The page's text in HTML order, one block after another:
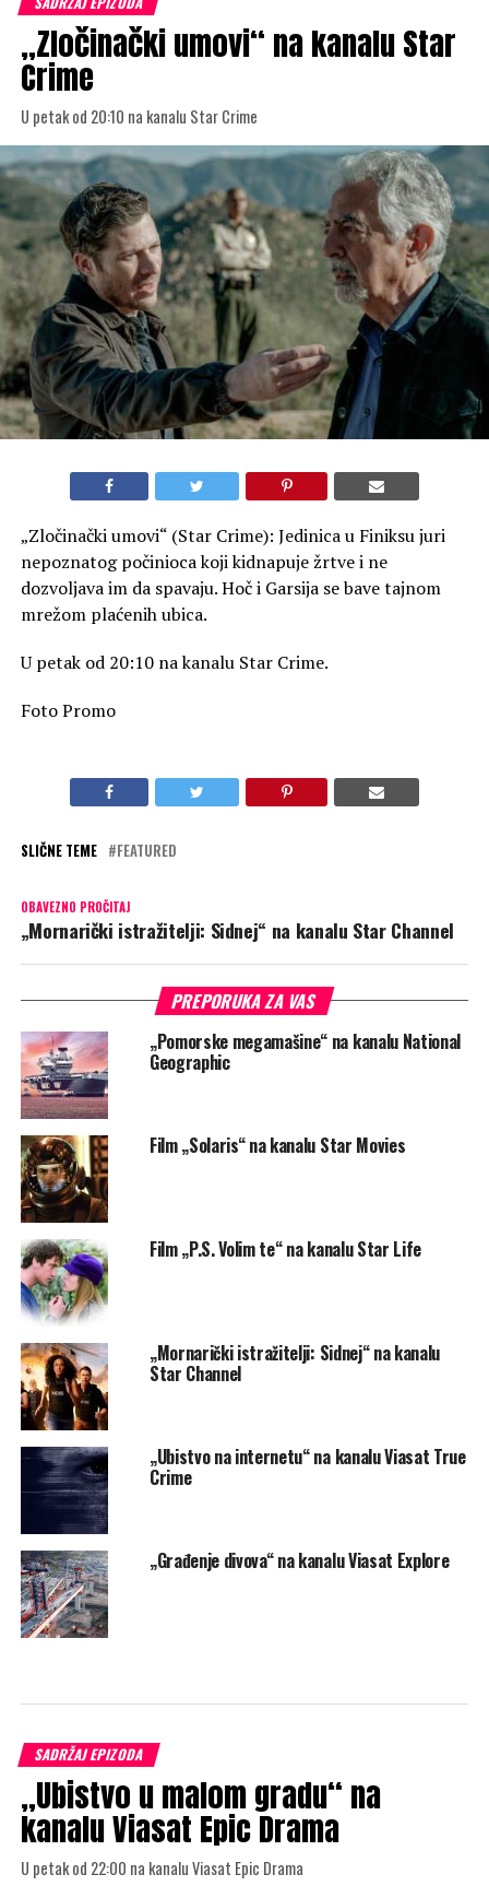
„Zločinački umovi“ na kanalu Star
Crime
U petak od 20:10 na kanalu Star Crime
„Zločinački umovi“ (Star Crime): Jedinica u Finiksu juri
nepoznatog počinioca koji kidnapuje žrtve i ne
dozvoljava im da spavaju. Hoč i Garsija se bave tajnom
mrežom plaćenih ubica.
U petak od 20:10 na kanalu Star Crime.
Foto Promo
SLIČNE TEME FEATURED
OBAVEZNO PROČITAJ
„Mornarički istražitelji: Sidnej“ na kanalu Star Channel
PREPORUKA ZA VAS
„Pomorske megamašine“ na kanalu National
Geographic
Film „Solaris“ na kanalu Star Movies
Film „P.S. Volim te“ na kanalu Star Life
„Mornarički istražitelji: Sidnej“ na kanalu
Star Channel
„Ubistvo na internetu“ na kanalu Viasat True
Crime
„Građenje divova“ na kanalu Viasat Explore
SADRŽAJ EPIZODA
„Ubistvo u malom gradu“ na
kanalu Viasat Epic Drama
U petak od 22:00 na kanalu Viasat Epic Drama